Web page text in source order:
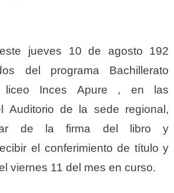
jueves 10 de agosto 192
del programa Bachillerato
liceo Inces Apure , en las
Auditorio de la sede regional,
de la firma del libro y
el conferimiento de título y
viernes 11 del mes en curso.